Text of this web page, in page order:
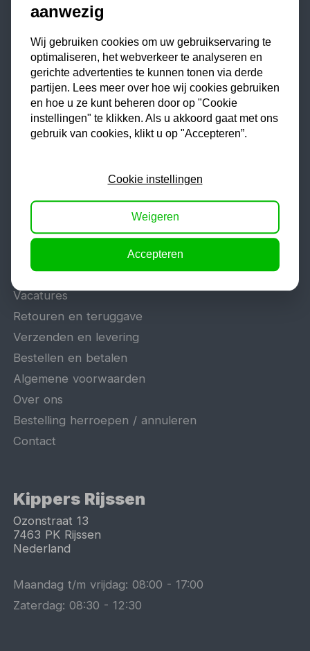
Werkplaatsinrichting
Tig lasapparaat
Aggregaat
Hefbrug
Motorlift
Schaarlift
Algemeen
Veelgestelde vragen
Reparatie en garantie
Vacatures
Retouren en teruggave
Verzenden en levering
Bestellen en betalen
Algemene voorwaarden
Over ons
Bestelling herroepen / annuleren
Contact
Kippers Rijssen
Ozonstraat 13
7463 PK Rijssen
Nederland
Maandag t/m vrijdag:08:00 -17:00
Zaterdag:08:30 -12:30
aanwezig
Wij gebruiken cookies om uw gebruikservaring te
optimaliseren, het webverkeer te analyseren en
gerichte advertenties te kunnen tonen via derde
partijen. Lees meer over hoe wij cookies gebruiken
en hoe u ze kunt beheren door op "Cookie
instellingen" te klikken. Als u akkoord gaat met ons
gebruik van cookies, klikt u op "Accepteren”.
Cookie instellingen
Weigeren
Accepteren